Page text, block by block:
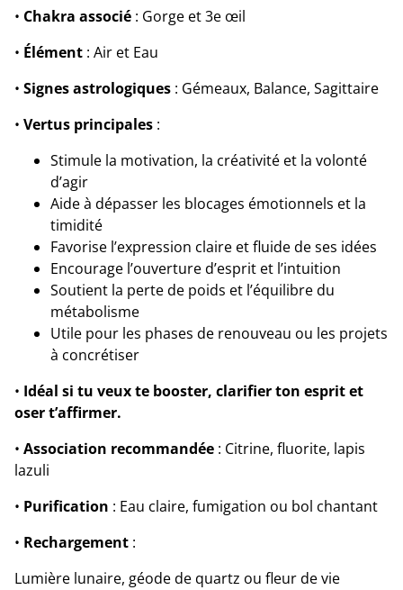
• Chakra associé : Gorge et 3e œil
• Élément : Air et Eau
• Signes astrologiques : Gémeaux, Balance, Sagittaire
• Vertus principales :
Stimule la motivation, la créativité et la volonté
d’agir
Aide à dépasser les blocages émotionnels et la
timidité
Favorise l’expression claire et fluide de ses idées
Encourage l’ouverture d’esprit et l’intuition
Soutient la perte de poids et l’équilibre du
métabolisme
Utile pour les phases de renouveau ou les projets
à concrétiser
• Idéal si tu veux te booster, clarifier ton esprit et
oser t’affirmer.
• Association recommandée : Citrine, fluorite, lapis
lazuli
• Purification : Eau claire, fumigation ou bol chantant
• Rechargement :
Lumière lunaire, géode de quartz ou fleur de vie